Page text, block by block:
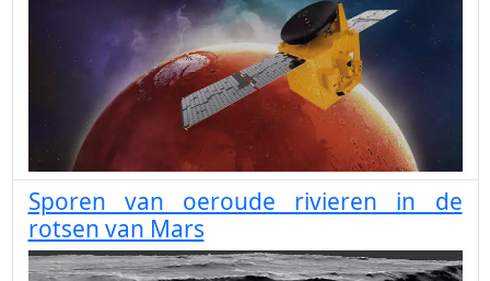
Sporen van oeroude rivieren in de
rotsen van Mars